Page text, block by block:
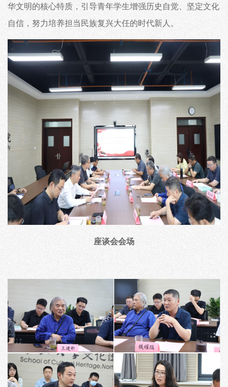
华文明的核心特质 ，引导青年学生增强历史自觉、坚定文化
自信，努力培养担当民族复兴大任的时代新人。
座谈会会场